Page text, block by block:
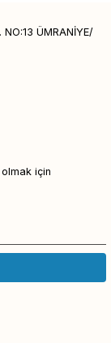
NO:13 ÜMRANİYE/
için